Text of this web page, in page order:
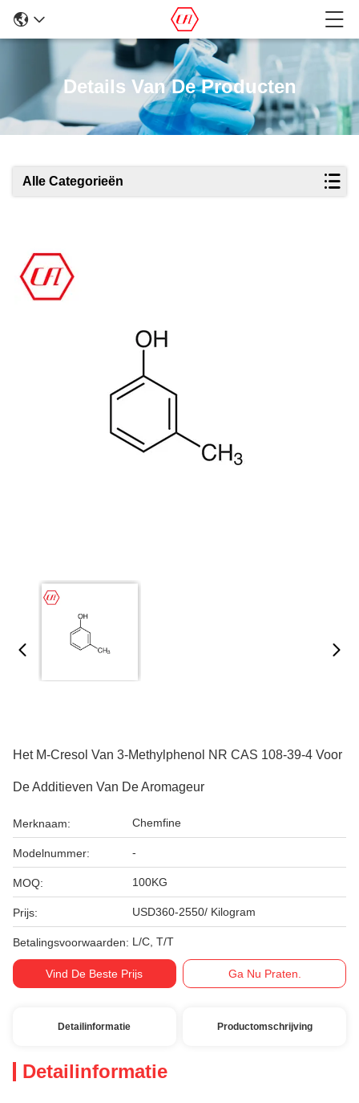
Details Van De Producten
Alle Categorieën
Het M-Cresol Van 3-Methylphenol NR CAS 108-39-4 Voor
De Additieven Van De Aromageur
Merknaam: Chemfine
Modelnummer: -
MOQ: 100KG
Prijs: USD360-2550/ Kilogram
Betalingsvoorwaarden: L/C, T/T
Vind De Beste Prijs Ga Nu Praten.
Detailinformatie Productomschrijving
Detailinformatie